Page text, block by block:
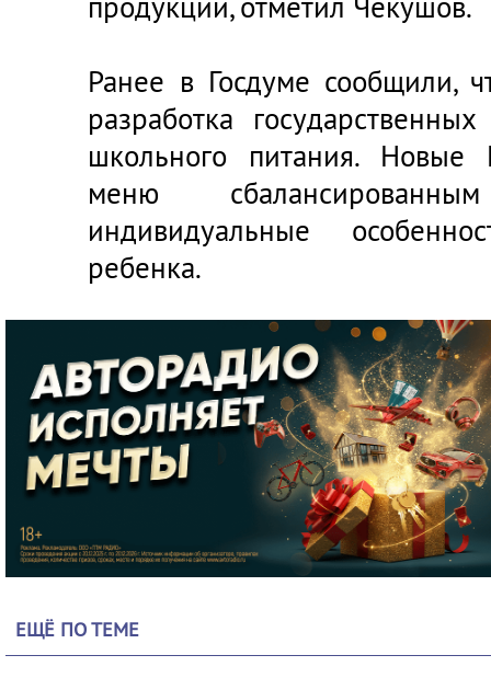
Ранее в Госдуме сообщили,
разработка
школьного питания. Новые
меню
индивидуальные
ребенка.
ЕЩЁ ПО ТЕМЕ